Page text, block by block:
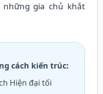
những gia chủ khắt
cách kiến trúc:
Hiện đại tối